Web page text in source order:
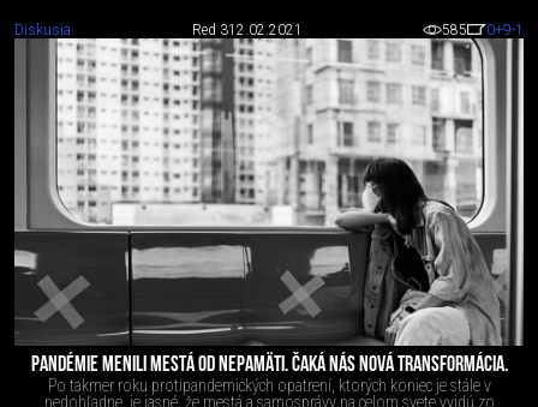
Diskusia Red 312.02.2021 585 0+9-1
PANDÉMIE MENILI MESTÁ OD NEPAMÄTI. ČAKÁ NÁS NOVÁ TRANSFORMÁCIA.
Po takmer roku protipandemických opatrení, ktorých koniec je stále v
nedohľadne, je jasné, že mestá a samosprávy na celom svete vyjdú zo